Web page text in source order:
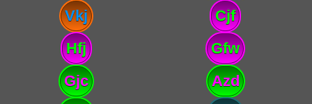
Vkj
Cjf
Hfj
Gfw
Gjc
Azd